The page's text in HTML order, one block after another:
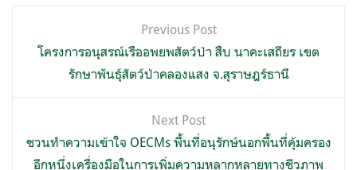
เรื่อง
Previous Post
โครงการอนุสรณ์เรืออพยพสัตว์ป่า สืบ นาคะเสถียร เขต
รักษาพันธุ์สัตว์ป่าคลองแสง จ.สุราษฎร์ธานี
Next Post
ชวนทำความเข้าใจ OECMs พื้นที่อนุรักษ์นอกพื้นที่คุ้มครอง
อีกหนึ่งเครื่องมือในการเพิ่มความหลากหลายทางชีวภาพ